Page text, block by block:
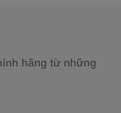
hãng từ những